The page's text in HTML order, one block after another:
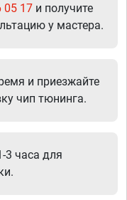
05 17 и получите
у мастера.
и приезжайте
чип тюнинга.
3 часа для